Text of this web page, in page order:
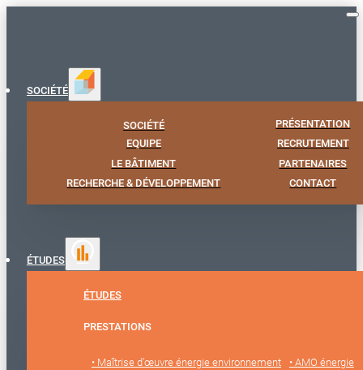
SOCIÉTÉ
SOCIÉTÉ
PRÉSENTATION
EQUIPE
RECRUTEMENT
LE BÂTIMENT
PARTENAIRES
RECHERCHE & DÉVELOPPEMENT
CONTACT
ÉTUDES
ÉTUDES
PRESTATIONS
• Maîtrise d’œuvre énergie environnement
• AMO énergie